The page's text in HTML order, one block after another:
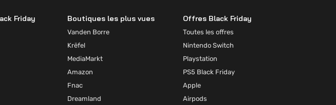
Friday Boutiques les plus vues
Vanden Borre
Krëfel
MediaMarkt
Amazon
Fnac
Dreamland
Offres Black Friday
Toutes les offres
Nintendo Switch
Playstation
PS5 Black Friday
Apple
Airpods